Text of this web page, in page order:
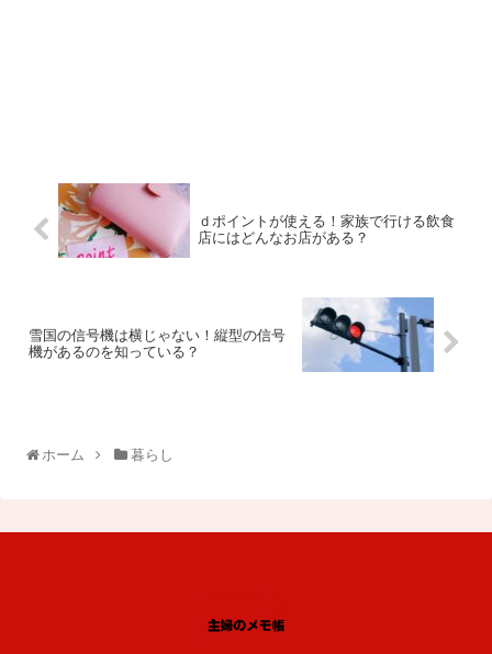
ｄポイントが使える！家族で行ける飲食
店にはどんなお店がある？
雪国の信号機は横じゃない！縦型の信号
機があるのを知っている？
ホーム 暮らし